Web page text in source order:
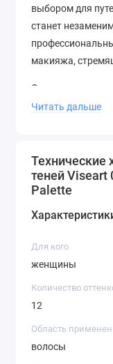
выбором для
станет
макияжа,
Окунитесь в мир
палеткой Viseart
Читать дальше
Технические
теней Viseart
Palette
Для кого
женщины
Количество
12
Область
волосы